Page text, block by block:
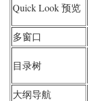
Quick Look 预览
多窗口
目录树
大纲导航